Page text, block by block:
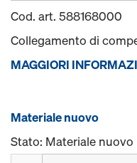
Cod. art. 588168000
Collegamento di
MAGGIORI
Materiale nuovo
Stato: Materiale nuovo